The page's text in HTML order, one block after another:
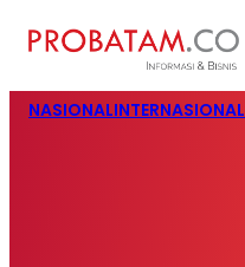
NASIONALINTERNASIONAL